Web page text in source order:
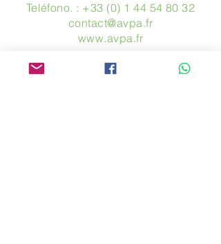
Teléfono. : +33 (0) 1 44 54 80 32
contact@avpa.fr
www.avpa.fr